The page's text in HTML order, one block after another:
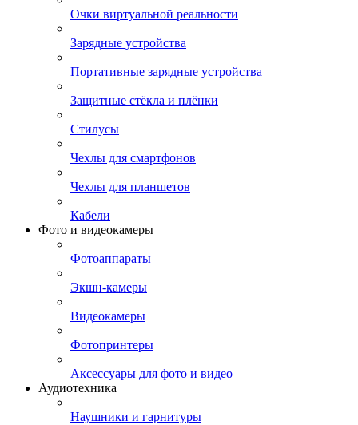
Очки виртуальной реальности
Зарядные устройства
Портативные зарядные устройства
Защитные стёкла и плёнки
Стилусы
Чехлы для смартфонов
Чехлы для планшетов
Кабели
Фото и видеокамеры
Фотоаппараты
Экшн-камеры
Видеокамеры
Фотопринтеры
Аксессуары для фото и видео
Аудиотехника
Наушники и гарнитуры